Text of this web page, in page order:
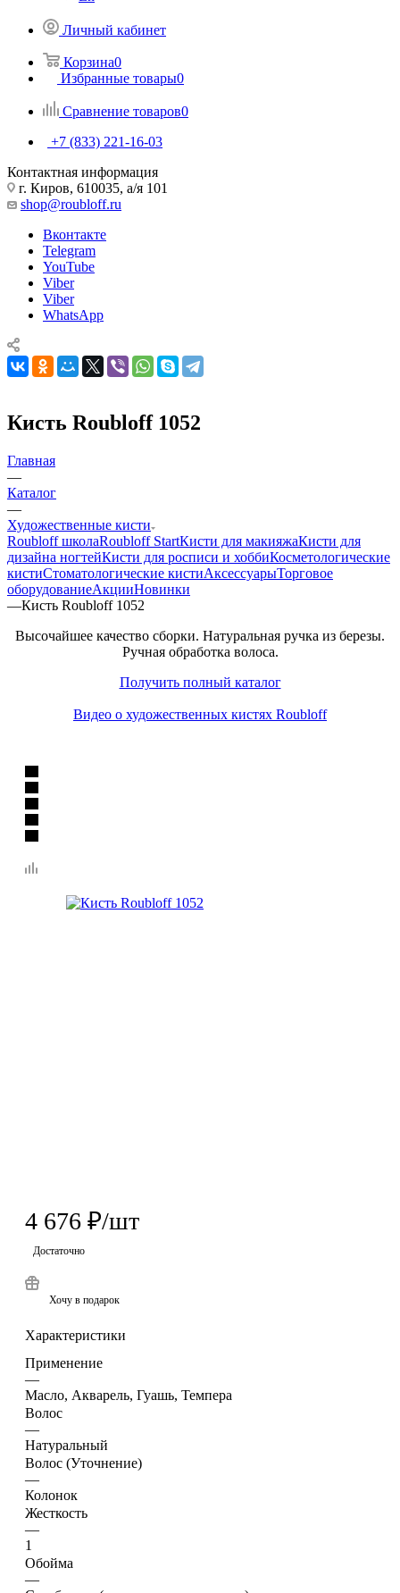
Личный кабинет
Корзина0
Избранные товары0
Сравнение товаров0
+7 (833) 221-16-03
Контактная информация
г. Киров, 610035, а/я 101
shop@roubloff.ru
Вконтакте
Telegram
YouTube
Viber
Viber
WhatsApp
Кисть Roubloff 1052
Главная
—
Каталог
—
Художественные кисти
Roubloff школаRoubloff StartКисти для макияжаКисти для
дизайна ногтейКисти для росписи и хоббиКосметологические
кистиСтоматологические кистиАксессуарыТорговое
оборудованиеАкцииНовинки
—Кисть Roubloff 1052
Высочайшее качество сборки. Натуральная ручка из березы.
Ручная обработка волоса.
Получить полный каталог
Видео о художественных кистях Roubloff
4 676 ₽/шт
Достаточно
Хочу в подарок
Характеристики
Применение
—
Масло, Акварель, Гуашь, Темпера
Волос
—
Натуральный
Волос (Уточнение)
—
Колонок
Жесткость
—
1
Обойма
—